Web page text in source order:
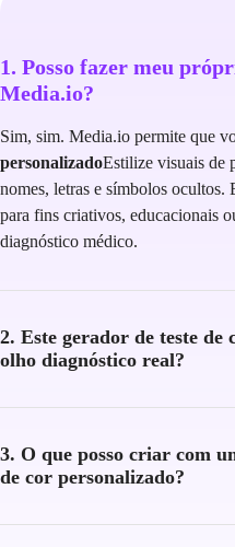
1. Posso fazer meu
Media.io?
Sim, sim. Media.io permite que
personalizadoEstilize visuais de
nomes, letras e símbolos ocultos.
para fins criativos, educacionais
diagnóstico médico.
2. Este gerador de teste de
olho diagnóstico real?
3. O que posso criar com
de cor personalizado?